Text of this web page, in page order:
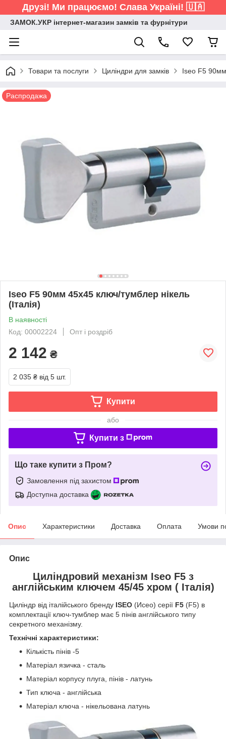
Друзі! Ми працюємо! Слава Україні! 🇺🇦
ЗАМОК.УКР інтернет-магазин замків та фурнітури
Товари та послуги Циліндри для замків Iseo F5 90мм
Распродажа
Iseo F5 90мм 45х45 ключ/тумблер нікель
(Італія)
В наявності
Код: 00002224
Опт і роздріб
2 142 ₴
2 035 ₴ від 5 шт.
Купити
або
Купити з
Що таке купити з Пром?
Замовлення під захистом
Доступна доставка
Опис Характеристики Доставка Оплата Умови
Опис
Циліндровий механізм Iseo F5 з
англійським ключем 45/45 хром ( Італія)
Циліндр від італійського бренду ISEO (Исео) серії F5 (F5) в
комплектації ключ-тумблер має 5 пінів англійського типу
секретного механізму.
Технічні характеристики:
Кількість пінів -5
Матеріал язичка - сталь
Матеріал корпусу плуга, пінів - латунь
Тип ключа - англійська
Матеріал ключа - нікельована латунь